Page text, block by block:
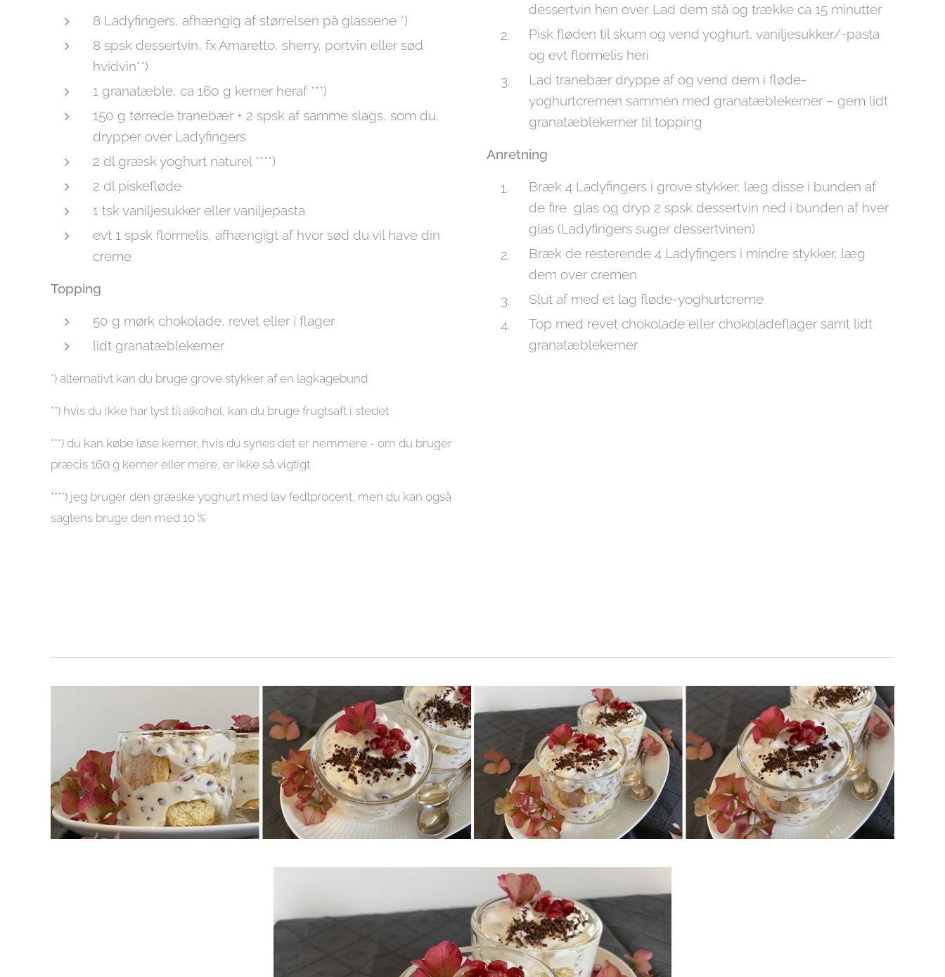
8 Ladyfingers, afhængig af størrelsen på glassene *)
8 spsk dessertvin, fx Amaretto, sherry, portvin eller sød
hvidvin**)
1 granatæble, ca 160 g kerner heraf ***)
150 g tørrede tranebær + 2 spsk af samme slags, som du
drypper over Ladyfingers
2 dl græsk yoghurt naturel ****)
2 dl piskefløde
1 tsk vaniljesukker eller vaniljepasta
evt 1 spsk flormelis, afhængigt af hvor sød du vil have din
creme
Topping
50 g mørk chokolade, revet eller i flager
lidt granatæblekerner
*) alternativt kan du bruge grove stykker af en lagkagebund
**) hvis du ikke har lyst til alkohol, kan du bruge frugtsaft i stedet
***) du kan købe løse kerner, hvis du synes det er nemmere - om du bruger
præcis 160 g kerner eller mere, er ikke så vigtigt
****) jeg bruger den græske yoghurt med lav fedtprocent, men du kan også
sagtens bruge den med 10 %
dessertvin hen over. Lad dem stå og trække ca 15 minutter
Pisk fløden til skum og vend yoghurt, vaniljesukker/-pasta
og evt flormelis heri
Lad tranebær dryppe af og vend dem i fløde-
yoghurtcremen sammen med granatæblekerner – gem lidt
granatæblekerner til topping
Anretning
Bræk 4 Ladyfingers i grove stykker, læg disse i bunden af
de fire glas og dryp 2 spsk dessertvin ned i bunden af hver
glas (Ladyfingers suger dessertvinen)
Bræk de resterende 4 Ladyfingers i mindre stykker, læg
dem over cremen
Slut af med et lag fløde-yoghurtcreme
Top med revet chokolade eller chokoladeflager samt lidt
granatæblekerner